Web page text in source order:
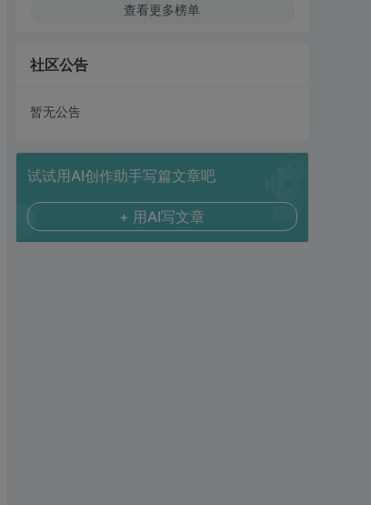
查看更多榜单
社区公告
暂无公告
试试用AI创作助手写篇文章吧
+ 用AI写文章